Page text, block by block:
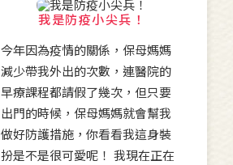
我是防疫小尖兵！
今年因為疫情的關係，保母媽媽
減少帶我外出的次數，連醫院的
早療課程都請假了幾次，但只要
出門的時候，保母媽媽就會幫我
做好防護措施，你看看我這身裝
扮是不是很可愛呢！ 我現在正在